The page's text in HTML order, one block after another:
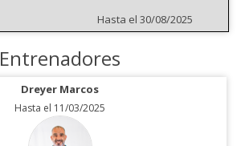
Hasta el 30/08/2025
Entrenadores
Dreyer Marcos
Hasta el 11/03/2025